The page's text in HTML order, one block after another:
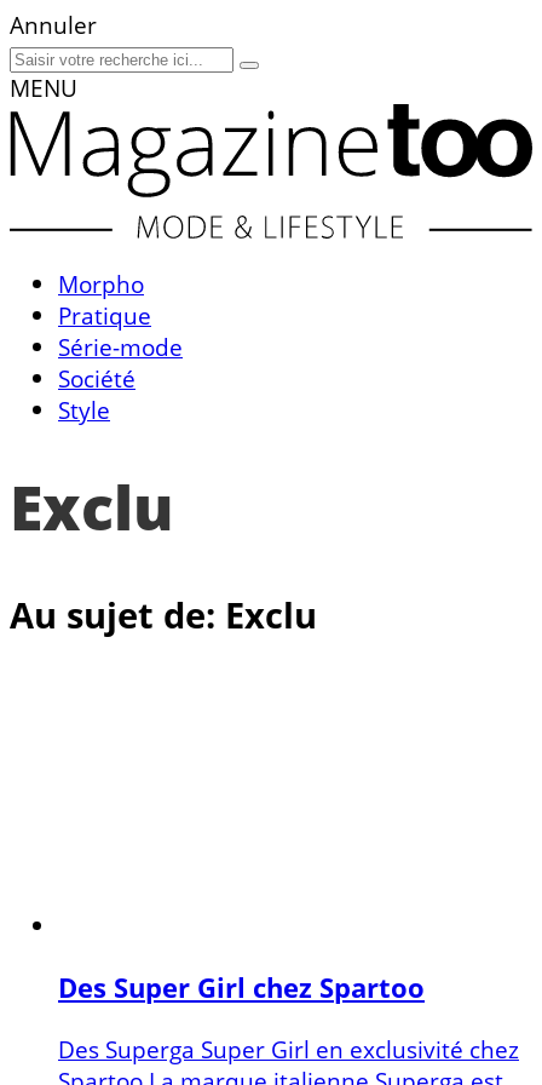
Annuler
MENU
Morpho
Pratique
Série-mode
Société
Style
Exclu
Au sujet de: Exclu
Des Super Girl chez Spartoo
Des Superga Super Girl en exclusivité chez